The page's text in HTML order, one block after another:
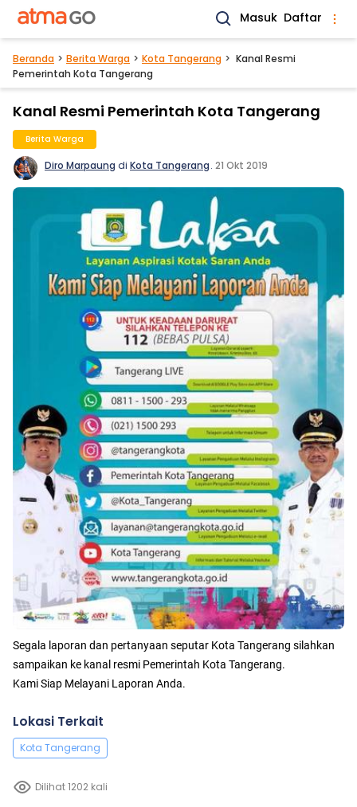
Masuk Daftar
Beranda Berita Warga Kota Tangerang
Kanal Resmi
Pemerintah Kota Tangerang
Kanal Resmi Pemerintah Kota Tangerang
Berita Warga
Diro Marpaung di Kota Tangerang. 21 Okt 2019
Segala laporan dan pertanyaan seputar Kota Tangerang silahkan
sampaikan ke kanal resmi Pemerintah Kota Tangerang.
Kami Siap Melayani Laporan Anda.
Lokasi Terkait
Kota Tangerang
Dilihat 1202 kali